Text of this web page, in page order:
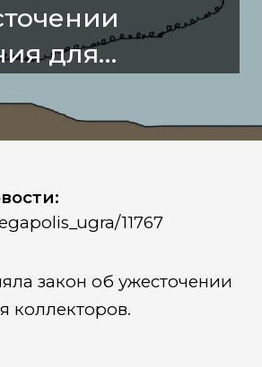
для
11767
закон об ужесточении
коллекторов.